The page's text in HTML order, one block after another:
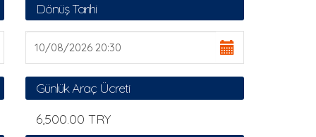
Dönüş Tarihi
Günlük Araç Ücreti
6,500.00 TRY